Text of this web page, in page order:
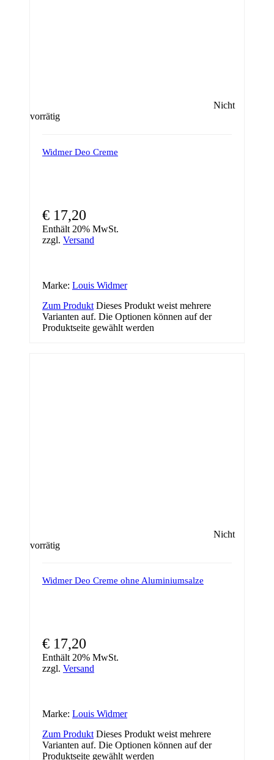
Nicht
vorrätig
Widmer Deo Creme
€ 17,20
Enthält 20% MwSt.
zzgl. Versand
Marke: Louis Widmer
Zum Produkt Dieses Produkt weist mehrere
Varianten auf. Die Optionen können auf der
Produktseite gewählt werden
Nicht
vorrätig
Widmer Deo Creme ohne Aluminiumsalze
€ 17,20
Enthält 20% MwSt.
zzgl. Versand
Marke: Louis Widmer
Zum Produkt Dieses Produkt weist mehrere
Varianten auf. Die Optionen können auf der
Produktseite gewählt werden